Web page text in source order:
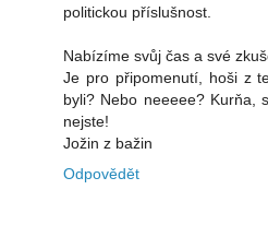
politickou příslušnost.
Nabízíme svůj čas a své
Je pro připomenutí, hoši z
byli? Nebo neeeee? Kurňa,
nejste!
Jožin z bažin
Odpovědět